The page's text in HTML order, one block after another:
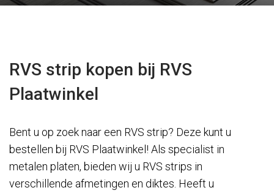
RVS strip kopen bij RVS
Plaatwinkel
Bent u op zoek naar een RVS strip? Deze kunt u
bestellen bij RVS Plaatwinkel! Als specialist in
metalen platen, bieden wij u RVS strips in
verschillende afmetingen en diktes. Heeft u